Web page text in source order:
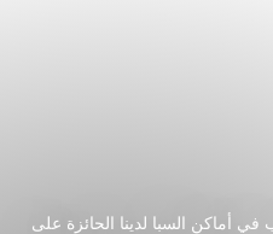
أماكن السبا لدينا الحائزة على